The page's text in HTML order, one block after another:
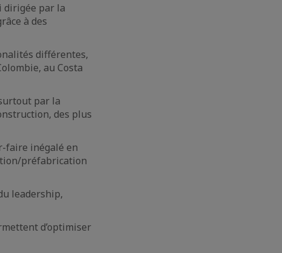
dirigée par la
à des
différentes,
au Costa
par la
des plus
faire inégalé en
préfabrication
leadership,
d’optimiser